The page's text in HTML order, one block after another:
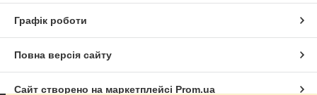
Графік роботи
Повна версія сайту
Сайт створено на маркетплейсі Prom.ua